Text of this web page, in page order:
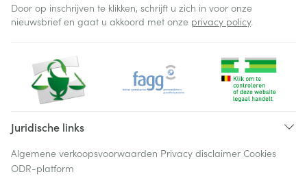
Door op inschrijven te klikken, schrijft u zich in voor onze
nieuwsbrief en gaat u akkoord met onze privacy policy.
Juridische links
Algemene verkoopsvoorwaarden Privacy disclaimer Cookies
ODR-platform